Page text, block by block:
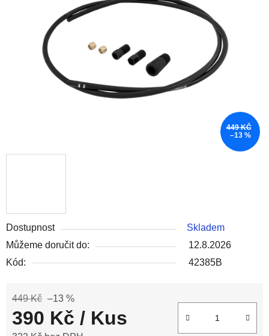
Dostupnost
Skladem
Můžeme doručit do:
12.8.2026
Kód:
42385B
449 Kč –13 %
390 Kč / Kus
hvězdiček.
449 KČ
–13 %